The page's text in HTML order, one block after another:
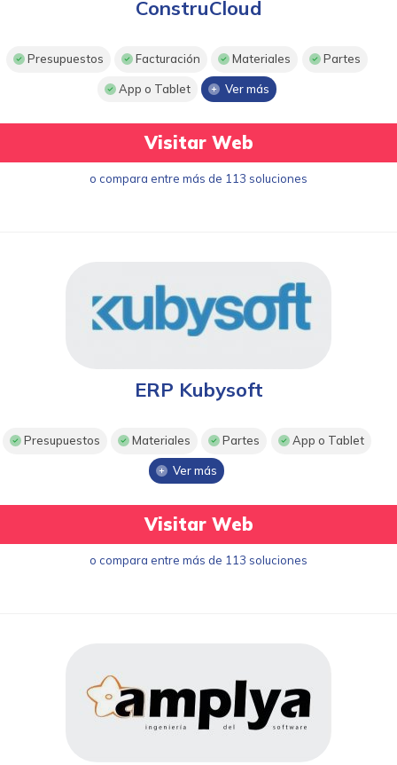
ConstruCloud
Presupuestos Facturación Materiales Partes
App o Tablet Ver más
Visitar Web
o compara entre más de 113 soluciones
ERP Kubysoft
Presupuestos Materiales Partes App o Tablet
Ver más
Visitar Web
o compara entre más de 113 soluciones